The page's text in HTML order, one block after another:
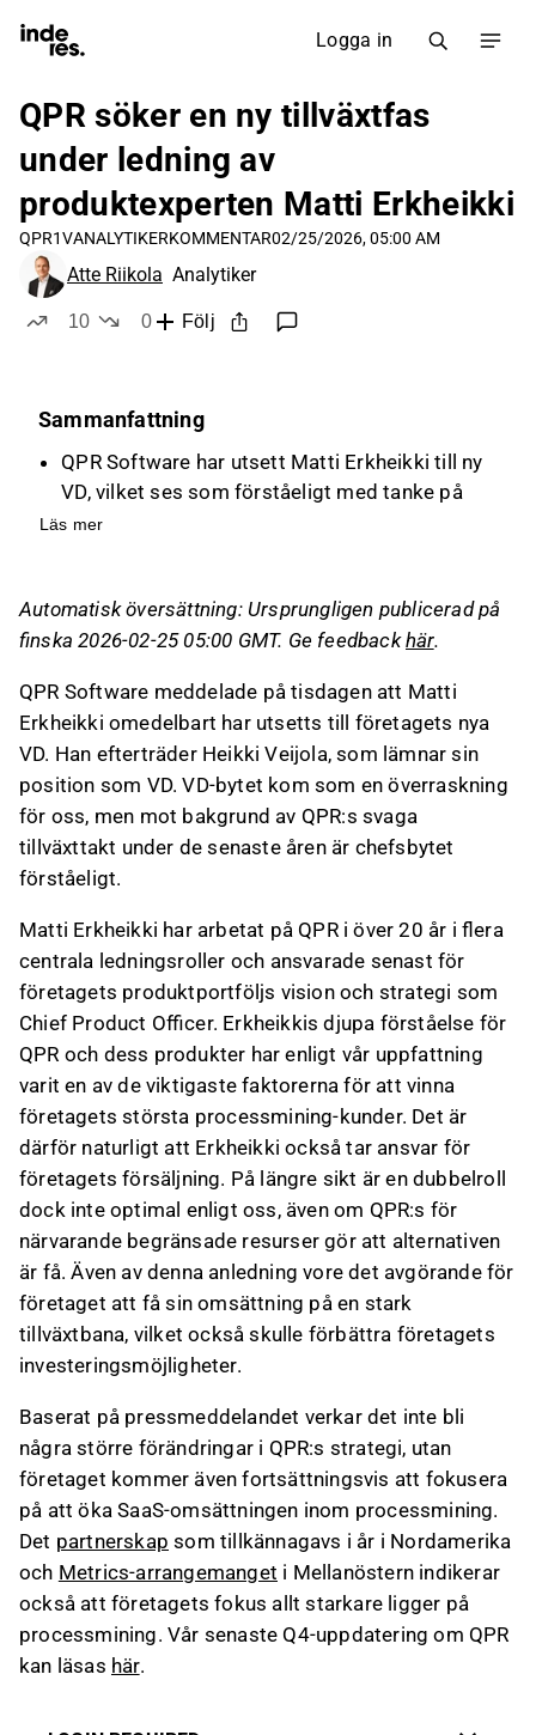
Logga in
QPR söker en ny tillväxtfas
under ledning av
produktexperten Matti Erkheikki
QPR1VANALYTIKERKOMMENTAR02/25/2026, 05:00 AM
Atte Riikola Analytiker
10
0
Följ
Sammanfattning
QPR Software har utsett Matti Erkheikki till ny
VD, vilket ses som förståeligt med tanke på
företagets svaga tillväxttakt de senaste åren.
och har varit avgörande för att vinna stora
processmining-kunder.
Företaget planerar inga större
strategiförändringar och kommer att fortsätta
fokusera på att öka SaaS-intäkterna från
processmining.
Partnerskap i Nordamerika och arrangemang i
Mellanöstern indikerar ett starkt fokus på
processmining.
om det på Inderes forum.
Läs mer
Automatisk översättning: Ursprungligen publicerad på
finska 2026-02-25 05:00 GMT. Ge feedbackhär.
QPR Software meddelade på tisdagen att Matti
Erkheikki omedelbart har utsetts till företagets nya
VD. Han efterträder Heikki Veijola, som lämnar sin
position som VD. VD-bytet kom som en överraskning
för oss, men mot bakgrund av QPR:s svaga
tillväxttakt under de senaste åren är chefsbytet
förståeligt.
Matti Erkheikki har arbetat på QPR i över 20 år i flera
centrala ledningsroller och ansvarade senast för
företagets produktportföljs vision och strategi som
Chief Product Officer. Erkheikkis djupa förståelse för
QPR och dess produkter har enligt vår uppfattning
varit en av de viktigaste faktorerna för att vinna
företagets största processmining-kunder. Det är
därför naturligt att Erkheikki också tar ansvar för
företagets försäljning. På längre sikt är en dubbelroll
dock inte optimal enligt oss, även om QPR:s för
närvarande begränsade resurser gör att alternativen
är få. Även av denna anledning vore det avgörande för
företaget att få sin omsättning på en stark
tillväxtbana, vilket också skulle förbättra företagets
investeringsmöjligheter.
Baserat på pressmeddelandet verkar det inte bli
några större förändringar i QPR:s strategi, utan
företaget kommer även fortsättningsvis att fokusera
på att öka SaaS-omsättningen inom processmining.
Det partnerskap som tillkännagavs i år i Nordamerika
och Metrics-arrangemanget i Mellanöstern indikerar
också att företagets fokus allt starkare ligger på
processmining. Vår senaste Q4-uppdatering om QPR
kan läsas här.